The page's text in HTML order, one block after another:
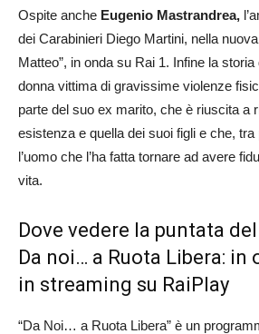
Ospite anche Eugenio Mastrandrea,
dei Carabinieri Diego Martini, nella
Matteo”, in onda su Rai 1. Infine la storia
donna vittima di gravissime violenze
parte del suo ex marito, che è riuscita a
esistenza e quella dei suoi figli e che,
l’uomo che l’ha fatta tornare ad avere
vita.
Dove vedere la puntata
Da noi… a Ruota Libera: in
in streaming su RaiPlay
“Da Noi… a Ruota Libera” è un